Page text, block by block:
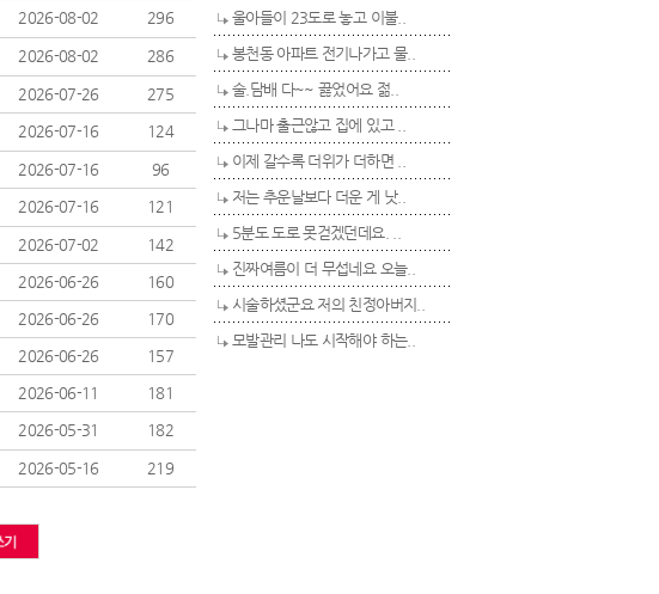
2026-08-02 296
2026-08-02 286
2026-07-26 275
2026-07-16 124
2026-07-16 96
2026-07-16 121
2026-07-02 142
2026-06-26 160
2026-06-26 170
2026-06-26 157
2026-06-11 181
2026-05-31 182
2026-05-16 219
울아들이 23도로 놓고 이불..
봉천동 아파트 전기나가고 물..
술.담배 다~~ 끓었어요 젊..
그나마 출근않고 집에 있고 ..
이제 갈수록 더위가 더하면 ..
저는 추운날보다 더운 게 낫..
5분도 도로 못걷겠던데요. ..
진짜여름이 더 무섭네요 오늘..
시술하셨군요 저의 친정아버지..
모발관리 나도 시작해야 하는..